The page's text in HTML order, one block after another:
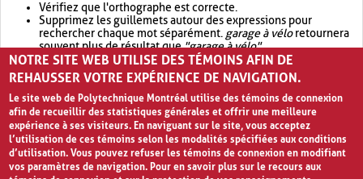
Vérifiez que l'orthographe est correcte.
Supprimez les guillemets autour des expressions pour
rechercher chaque mot séparément. garage à véloretournera
souvent plus de résultat que"garage à vélo".
Envisagez d'élargir votre recherche avec OR.garage OR vélo
retournera souvent plus de résultat quegarage à vélo
NOTRE SITE WEB UTILISE DES TÉMOINS AFIN DE
REHAUSSER VOTRE EXPÉRIENCE DE NAVIGATION.
Le site web de Polytechnique Montréal utilise des témoins de connexion
afin de recueillir des statistiques générales et offrir une meilleure
expérience à ses visiteurs. En naviguant sur le site, vous acceptez
l’utilisation de ces témoins selon les modalités spécifiées aux conditions
d’utilisation. Vous pouvez refuser les témoins de connexion en modifiant
vos paramètres de navigation. Pour en savoir plus sur le recours aux